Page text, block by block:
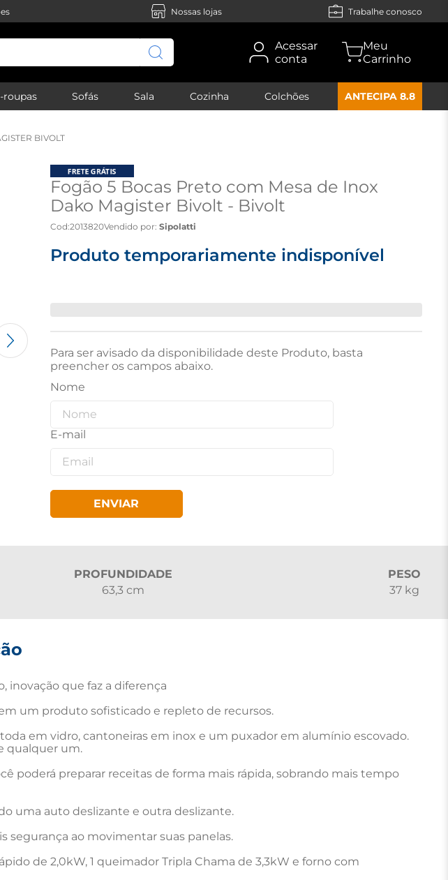
Nossas lojas Trabalhe conosco
Acessar
conta
roupas Sofás Sala Cozinha Colchões ANTECIPA 8.8
BIVOLT
Fogão 5 Bocas Preto com Mesa de Inox
Dako Magister Bivolt - Bivolt
Cod:2013820Vendido por: Sipolatti
Produto temporariamente indisponível
Para ser avisado da disponibilidade deste Produto, basta
preencher os campos abaixo.
ENVIAR
PROFUNDIDADE
63,3 cm
PESO
37 kg
inovação que faz a diferença
um produto sofisticado e repleto de recursos.
em vidro, cantoneiras em inox e um puxador em alumínio escovado.
qualquer um.
poderá preparar receitas de forma mais rápida, sobrando mais tempo
uma auto deslizante e outra deslizante.
segurança ao movimentar suas panelas.
de 2,0kW, 1 queimador Tripla Chama de 3,3kW e forno com